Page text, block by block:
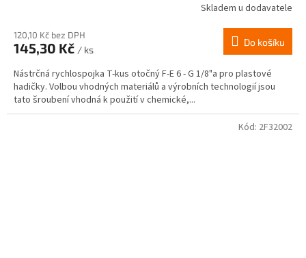
Skladem u dodavatele
120,10 Kč bez DPH
145,30 Kč / ks
Do košíku
Nástrčná rychlospojka T-kus otočný F-E 6 - G 1/8"a pro plastové
hadičky. Volbou vhodných materiálů a výrobních technologií jsou
tato šroubení vhodná k použití v chemické,...
Kód: 2F32002